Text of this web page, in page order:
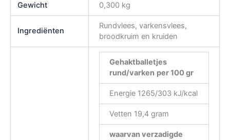
Gewicht 0,300 kg
Ingrediënten
Rundvlees, varkensvlees,
broodkruim en kruiden
Gehaktballetjes
rund/varken per 100 gr
Energie 1265/303 kJ/kcal
Vetten 19,4 gram
waarvan verzadigde